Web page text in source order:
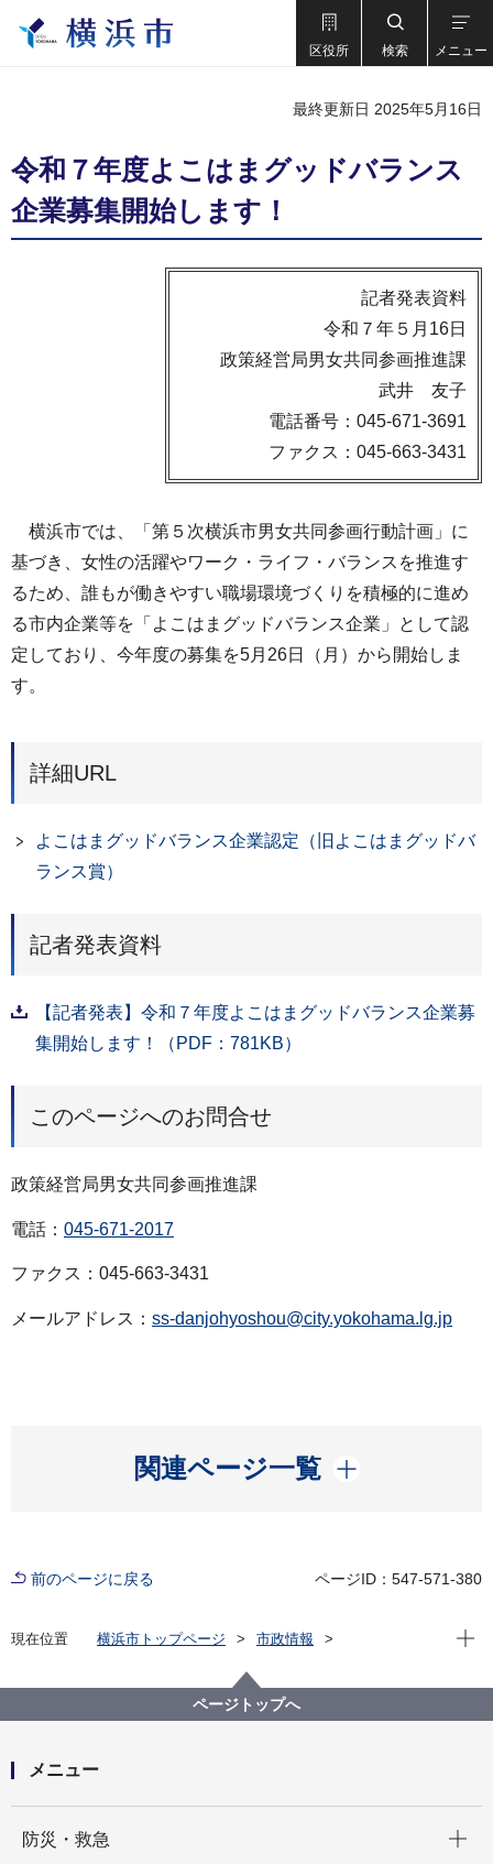
区役所 検索 メニュー
最終更新日 2025年5月16日
令和７年度よこはまグッドバランス
企業募集開始します！
記者発表資料
令和７年５月16日
政策経営局男女共同参画推進課
武井 友子
電話番号：045-671-3691
ファクス：045-663-3431
横浜市では、「第５次横浜市男女共同参画行動計画」に
基づき、女性の活躍やワーク・ライフ・バランスを推進す
るため、誰もが働きやすい職場環境づくりを積極的に進め
る市内企業等を「よこはまグッドバランス企業」として認
定しており、今年度の募集を5月26日（月）から開始しま
す。
詳細URL
よこはまグッドバランス企業認定（旧よこはまグッドバ
ランス賞）
記者発表資料
【記者発表】令和７年度よこはまグッドバランス企業募
集開始します！（PDF：781KB）
このページへのお問合せ
政策経営局男女共同参画推進課
電話： 045-671-2017
ファクス：045-663-3431
メールアドレス： ss-danjohyoshou@city.yokohama.lg.jp
関連ページ一覧
開く
前のページに戻る ページID：547-571-380
現在位置 横浜市トップページ
市政情報
政策経営・国際戦略局
令和７年度よこはまグッドバランス企業募集開始しま
す！
現在
ページトップへ
メニュー
防災・救急